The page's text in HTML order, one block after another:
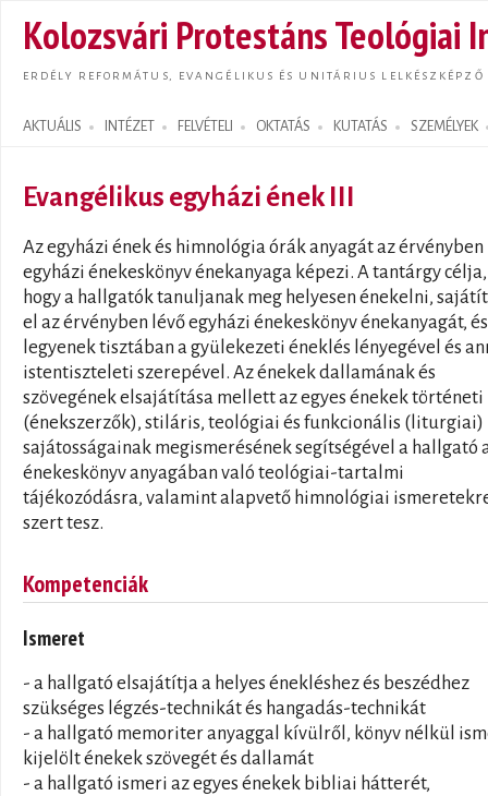
Kolozsvári Protestáns Teológiai
ERDÉLY REFORMÁTUS, EVANGÉLIKUS ÉS UNITÁRIUS LELKÉSZKÉPZŐ
AKTUÁLIS INTÉZET FELVÉTELI OKTATÁS KUTATÁS SZEMÉLYEK
Search form
Evangélikus egyházi ének III
Az egyházi ének és himnológia órák anyagát az érvényben
egyházi énekeskönyv énekanyaga képezi. A tantárgy célja,
hogy a hallgatók tanuljanak meg helyesen énekelni,
el az érvényben lévő egyházi énekeskönyv énekanyagát, és
legyenek tisztában a gyülekezeti éneklés lényegével és
istentiszteleti szerepével. Az énekek dallamának és
szövegének elsajátítása mellett az egyes énekek történeti
(énekszerzők), stiláris, teológiai és funkcionális (liturgiai)
sajátosságainak megismerésének segítségével a hallgató
énekeskönyv anyagában való teológiai-tartalmi
tájékozódásra, valamint alapvető himnológiai
szert tesz.
Kompetenciák
Ismeret
- a hallgató elsajátítja a helyes énekléshez és beszédhez
szükséges légzés-technikát és hangadás-technikát
- a hallgató memoriter anyaggal kívülről, könyv nélkül
kijelölt énekek szövegét és dallamát
- a hallgató ismeri az egyes énekek bibliai hátterét,